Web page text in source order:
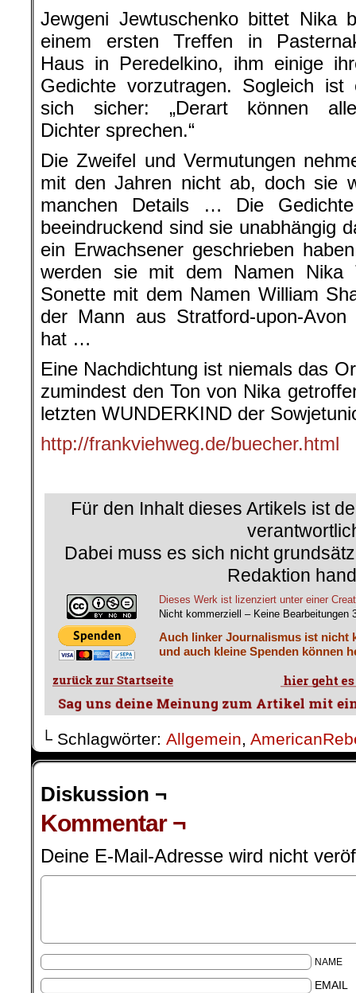
Jewgeni Jewtuschenko bittet Nika
einem ersten Treffen in
Haus in Peredelkino, ihm einige
Gedichte vorzutragen. Sogleich ist
sich sicher: „Derart können
Dichter sprechen.“
Die Zweifel und Vermutungen
mit den Jahren nicht ab, doch sie
manchen Details … Die
beeindruckend sind sie unabhängig
ein Erwachsener geschrieben
werden sie mit dem Namen
Sonette mit dem Namen William
der Mann aus Stratford-upon-
hat …
Eine Nachdichtung ist niemals das
zumindest den Ton von Nika
letzten WUNDERKIND der
http://frankviehweg.de/buecher.html
Für den Inhalt dieses Artikels ist
Dabei muss es sich nicht
Redaktion
Dieses Werk ist lizenziert unter einer
Nicht kommerziell – Keine Bearbeitungen
Auch linker Journalismus ist nicht
und auch kleine Spenden können
└ Schlagwörter: Allgemein,
Diskussion ¬
Kommentar ¬
Deine E-Mail-Adresse wird nicht
NAME
EMAIL